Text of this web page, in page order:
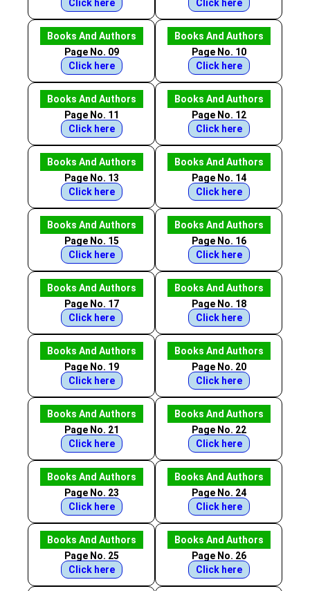
Click here
Click here
Books And Authors
Page No. 09
Click here
Books And Authors
Page No. 10
Click here
Books And Authors
Page No. 11
Click here
Books And Authors
Page No. 12
Click here
Books And Authors
Page No. 13
Click here
Books And Authors
Page No. 14
Click here
Books And Authors
Page No. 15
Click here
Books And Authors
Page No. 16
Click here
Books And Authors
Page No. 17
Click here
Books And Authors
Page No. 18
Click here
Books And Authors
Page No. 19
Click here
Books And Authors
Page No. 20
Click here
Books And Authors
Page No. 21
Click here
Books And Authors
Page No. 22
Click here
Books And Authors
Page No. 23
Click here
Books And Authors
Page No. 24
Click here
Books And Authors
Page No. 25
Click here
Books And Authors
Page No. 26
Click here